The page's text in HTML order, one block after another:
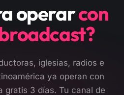
operarcon
iglesias, radios e
ya operan con
gratis 3 días. Tu canal de